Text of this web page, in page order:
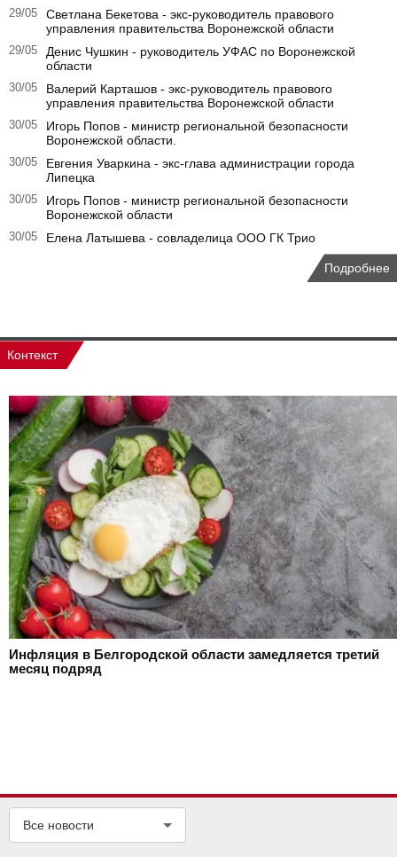
29/05
Светлана Бекетова - экс-руководитель правового
управления правительства Воронежской области
29/05
Денис Чушкин - руководитель УФАС по Воронежской
области
30/05
Валерий Карташов - экс-руководитель правового
управления правительства Воронежской области
30/05
Игорь Попов - министр региональной безопасности
Воронежской области.
30/05
Евгения Уваркина - экс-глава администрации города
Липецка
30/05
Игорь Попов - министр региональной безопасности
Воронежской области
30/05 Елена Латышева - совладелица ООО ГК Трио
Подробнее
Контекст
Инфляция в Белгородской области замедляется третий
месяц подряд
Все новости